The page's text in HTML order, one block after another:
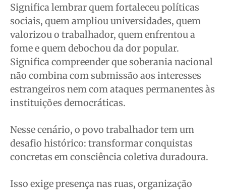
Significa lembrar quem fortaleceu políticas
sociais, quem ampliou universidades, quem
valorizou o trabalhador, quem enfrentou a
fome e quem debochou da dor popular.
Significa compreender que soberania nacional
não combina com submissão aos interesses
estrangeiros nem com ataques permanentes às
instituições democráticas.
Nesse cenário, o povo trabalhador tem um
desafio histórico: transformar conquistas
concretas em consciência coletiva duradoura.
Isso exige presença nas ruas, organização